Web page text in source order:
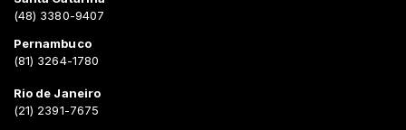
(48) 3380-9407
Pernambuco
(81) 3264-1780
Rio de Janeiro
(21) 2391-7675